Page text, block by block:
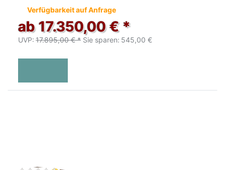
Verfügbarkeit auf Anfrage
ab 17.350,00 € *
UVP: 17.895,00 € * Sie sparen: 545,00 €